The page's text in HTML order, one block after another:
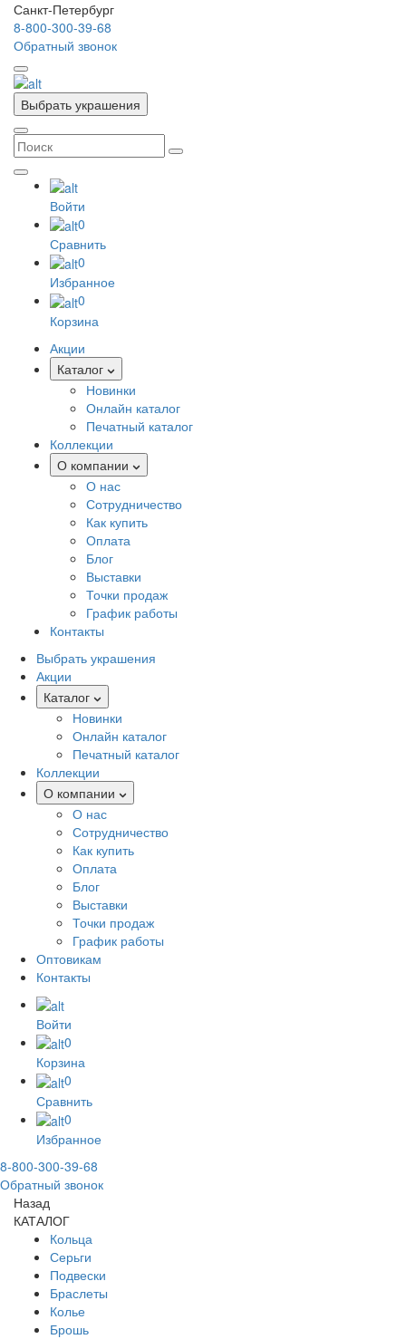
Санкт-Петербург
8-800-300-39-68
Обратный звонок
Выбрать украшения
Войти
0
Сравнить
0
Избранное
0
Корзина
Акции
Каталог
Новинки
Онлайн каталог
Печатный каталог
Коллекции
О компании
О нас
Сотрудничество
Как купить
Оплата
Блог
Выставки
Точки продаж
График работы
Контакты
Выбрать украшения
Акции
Каталог
Новинки
Онлайн каталог
Печатный каталог
Коллекции
О компании
О нас
Сотрудничество
Как купить
Оплата
Блог
Выставки
Точки продаж
График работы
Оптовикам
Контакты
Войти
0
Корзина
0
Сравнить
0
Избранное
8-800-300-39-68
Обратный звонок
Назад
КАТАЛОГ
Кольца
Серьги
Подвески
Браслеты
Колье
Брошь